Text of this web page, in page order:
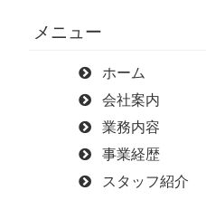
メニュー
ホーム
会社案内
業務内容
事業経歴
スタッフ紹介